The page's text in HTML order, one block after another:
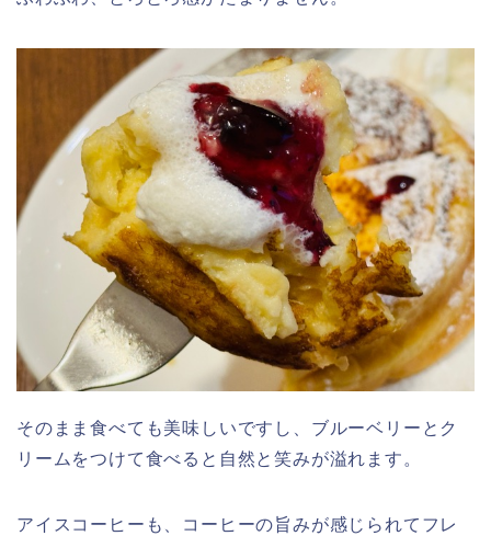
そのまま食べても美味しいですし、ブルーベリーとク
リームをつけて食べると自然と笑みが溢れます。
アイスコーヒーも、コーヒーの旨みが感じられてフレ